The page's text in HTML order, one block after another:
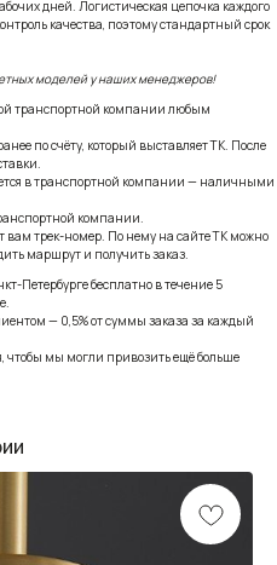
дней. Логистическая цепочка каждого
качества, поэтому стандартный срок
моделей у наших менеджеров!
транспортной компании любым
по счёту, который выставляет ТК. После
в транспортной компании — наличными
компании.
трек-номер. По нему на сайте ТК можно
маршрут и получить заказ.
Петербурге бесплатно в течение 5
— 0,5% от суммы заказа за каждый
чтобы мы могли привозить ещё больше